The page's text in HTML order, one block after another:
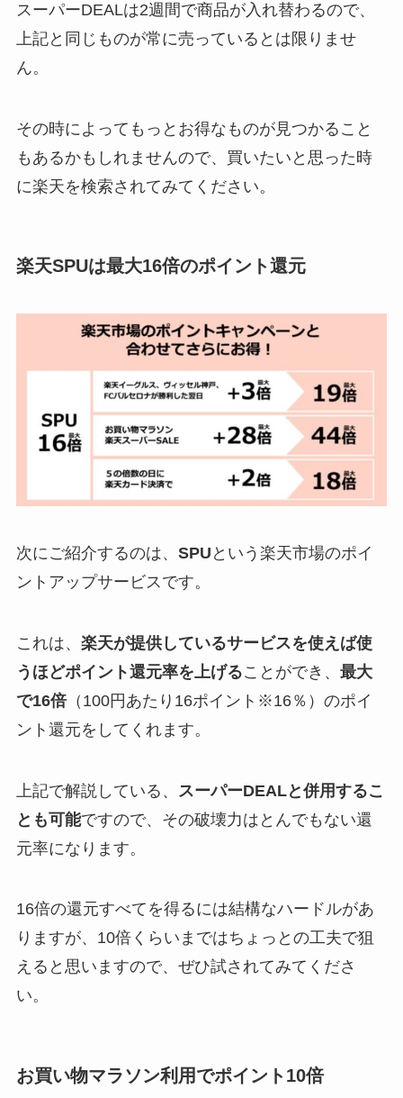
スーパーDEALは2週間で商品が入れ替わるので、
上記と同じものが常に売っているとは限りませ
ん。
その時によってもっとお得なものが見つかること
もあるかもしれませんので、買いたいと思った時
に楽天を検索されてみてください。
楽天SPUは最大16倍のポイント還元
次にご紹介するのは、 SPU という楽天市場のポイ
ントアップサービスです。
これは、 楽天が提供しているサービスを使えば使
うほどポイント還元率を上げることができ、 最大
で16倍（100円あたり16ポイント※16％）のポイ
ント還元をしてくれます。
上記で解説している、
スーパーDEALと併用するこ
とも可能ですので、その破壊力はとんでもない還
元率になります。
16倍の還元すべてを得るには結構なハードルがあ
りますが、10倍くらいまではちょっとの工夫で狙
えると思いますので、ぜひ試されてみてくださ
い。
お買い物マラソン利用でポイント10倍